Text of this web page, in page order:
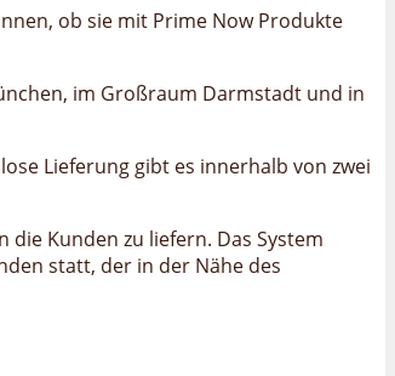
ob sie mit Prime Now Produkte
im Großraum Darmstadt und in
Lieferung gibt es innerhalb von zwei
Kunden zu liefern. Das System
statt, der in der Nähe des